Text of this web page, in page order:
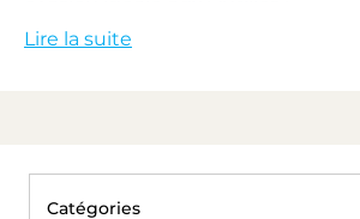
Lire la suite